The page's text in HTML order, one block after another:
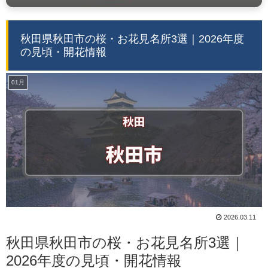
秋田県秋田市の桜・お花見名所3選｜2026年度
の見頃・開花情報
01月
2026.03.11
秋田県秋田市の桜・お花見名所3選｜
2026年度の見頃・開花情報